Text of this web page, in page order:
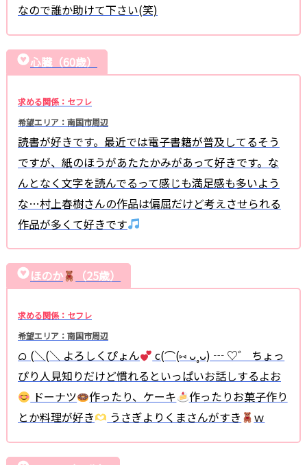
なので誰か助けて下さい(笑)
心臓（60歳）
求める関係：セフレ
希望エリア：南国市周辺
読書が好きです。最近では電子書籍が普及してるそう
ですが、紙のほうがあたたかみがあって好きです。な
んとなく文字を読んでるって感じも満足感も多いよう
な…村上春樹さんの作品は偏屈だけど考えさせられる
作品が多くて好きです
ほのか （25歳）
求める関係：セフレ
希望エリア：南国市周辺
ᜊ (＼(＼ よろしくぴょん
c(⌒(⑅ ᴗ˳ᴗ) ┄ ♡゛ ちょっ
ぴり人見知りだけど慣れるといっぱいお話しするよお
ドーナツ
作ったり、ケーキ
作ったりお菓子作り
とか料理が好き
うさぎよりくまさんがすき ｗ